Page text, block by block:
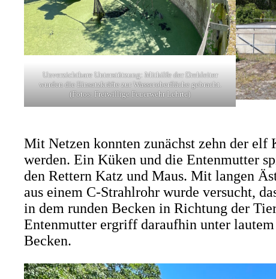
Unverzichtbare Unterstützung: Mithilfe der Drehleiter
wurden die Einsatzkräfte zur Wasseroberfläche gebracht.
(Fotos: Freiwillige Feuerwehr Lehrte)
Mit Netzen konnten zunächst zehn der elf
werden. Ein Küken und die Entenmutter
den Rettern Katz und Maus. Mit langen
aus einem C-Strahlrohr wurde versucht,
in dem runden Becken in Richtung der
Entenmutter ergriff daraufhin unter
Becken.